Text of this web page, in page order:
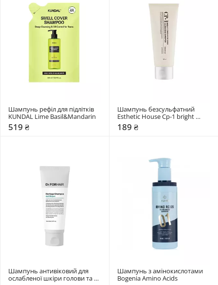
Шампунь рефіл для підлітків
KUNDAL Lime Basil&Mandarin
519 ₴
Шампунь безсульфатний
Esthetic House Cp-1 bright
complex з протеїнами та
колагеном
189 ₴
Шампунь антивіковий для
ослабленої шкіри голови та
Шампунь з амінокислотами
Bogenia Amino Acids